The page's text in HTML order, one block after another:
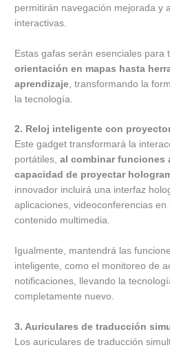
permitirán navegación mejorada y
interactivas.
Estas gafas serán esenciales para
orientación en mapas hasta
aprendizaje , transformando la
la tecnología.
2. Reloj inteligente con
Este gadget transformará la
portátiles,al combinar funciones
capacidad de proyectar
innovador incluirá una interfaz
aplicaciones, videoconferencias en
contenido multimedia.
Igualmente, mantendrá las
inteligente, como el monitoreo de
notificaciones, llevando la
completamente nuevo.
3. Auriculares de traducción
Los auriculares de traducción